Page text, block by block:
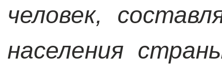
человек,
населения